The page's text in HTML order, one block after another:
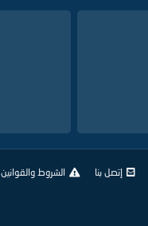
إتصل بنا الشروط والقوانين